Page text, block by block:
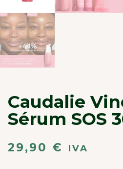
Caudalie
Sérum SOS
29,90 € IVA